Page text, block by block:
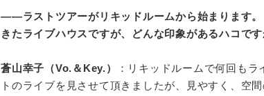
――ラストツアーがリキッドルームから始まります
きたライブハウスですが、どんな印象があるハコです
蒼山幸子（Vo. ＆Key.）
：リキッドルームで何回も
トのライブを見させて頂きましたが、見やすく、空